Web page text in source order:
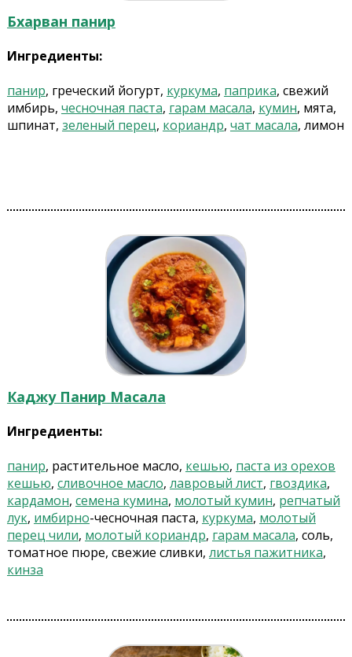
Бхарван панир
Ингредиенты:
панир, греческий йогурт, куркума, паприка, свежий
имбирь, чесночная паста, гарам масала, кумин, мята,
шпинат, зеленый перец, кориандр, чат масала, лимон
Каджу Панир Масала
Ингредиенты:
панир, растительное масло, кешью, паста из орехов
кешью, сливочное масло, лавровый лист, гвоздика,
кардамон, семена кумина, молотый кумин, репчатый
лук, имбирно-чесночная паста, куркума, молотый
перец чили, молотый кориандр, гарам масала, соль,
томатное пюре, свежие сливки, листья пажитника,
кинза